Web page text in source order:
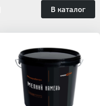
В каталог